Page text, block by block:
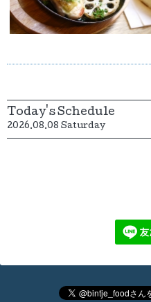
Today's Schedule
2026.08.08 Saturday